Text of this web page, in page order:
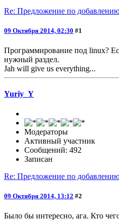
Re: Предложение по
09 Октября 2014, 02:30 #1
Программирование под linux?
нужный раздел.
Jah will give us everything...
Yuriy_Y
Модераторы
Активный участник
Сообщений: 492
Записан
Re: Предложение по
09 Октября 2014, 13:12 #2
Было бы интересно, ага. Кто